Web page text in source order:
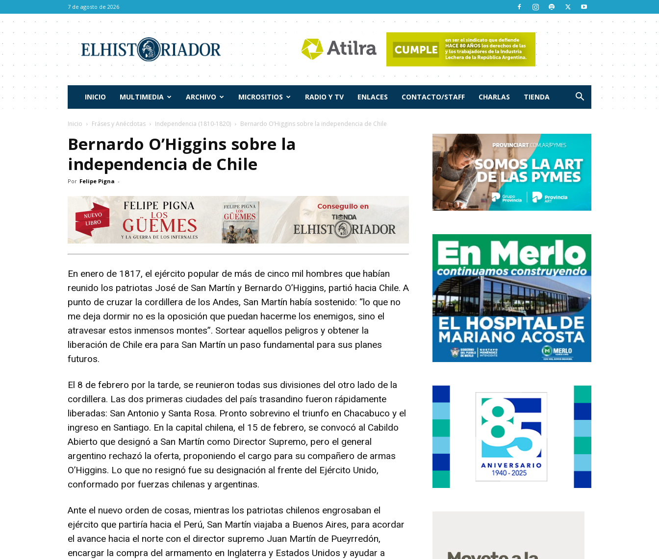
7 de agosto de 2026
Historiador
INICIO MULTIMEDIA ARCHIVO MICROSITIOS RADIO Y TV ENLACES CONTACTO/STAFF CHARLAS TIENDA
Inicio Fráses y Anécdotas Independencia (1810-1820) Bernardo O’Higgins sobre la independencia de Chile
Bernardo O’Higgins sobre la
independencia de Chile
Por Felipe Pigna -
En enero de 1817, el ejército popular de más de cinco mil hombres que habían
reunido los patriotas José de San Martín y Bernardo O’Higgins, partió hacia Chile. A
punto de cruzar la cordillera de los Andes, San Martín había sostenido: “lo que no
me deja dormir no es la oposición que puedan hacerme los enemigos, sino el
atravesar estos inmensos montes”. Sortear aquellos peligros y obtener la
liberación de Chile era para San Martín un paso fundamental para sus planes
futuros.
El 8 de febrero por la tarde, se reunieron todas sus divisiones del otro lado de la
cordillera. Las dos primeras ciudades del país trasandino fueron rápidamente
liberadas: San Antonio y Santa Rosa. Pronto sobrevino el triunfo en Chacabuco y el
ingreso en Santiago. En la capital chilena, el 15 de febrero, se convocó al Cabildo
Abierto que designó a San Martín como Director Supremo, pero el general
argentino rechazó la oferta, proponiendo el cargo para su compañero de armas
O’Higgins. Lo que no resignó fue su designación al frente del Ejército Unido,
conformado por fuerzas chilenas y argentinas.
Ante el nuevo orden de cosas, mientras los patriotas chilenos engrosaban el
ejército que partiría hacia el Perú, San Martín viajaba a Buenos Aires, para acordar
el avance hacia el norte con el director supremo Juan Martín de Pueyrredón,
encargar la compra del armamento en Inglaterra y Estados Unidos y ayudar a